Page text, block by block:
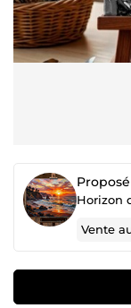
Horizon
Vente